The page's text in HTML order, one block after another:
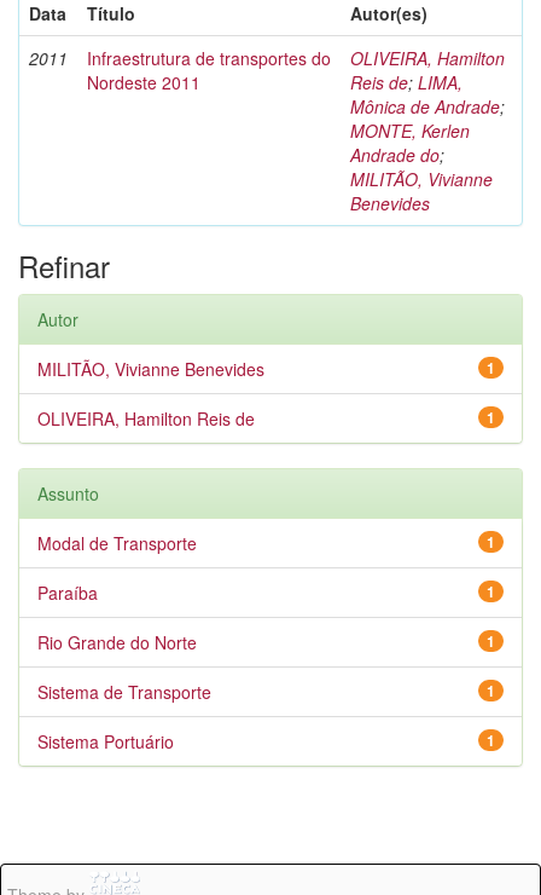
Data
Título
Autor(es)
2011
Infraestrutura de transportes do
Nordeste 2011
OLIVEIRA, Hamilton
Reis de; LIMA,
Mônica de Andrade;
MONTE, Kerlen
Andrade do;
MILITÃO, Vivianne
Benevides
Refinar
Autor
1
MILITÃO, Vivianne Benevides
1
OLIVEIRA, Hamilton Reis de
Assunto
1
Modal de Transporte
1
Paraíba
1
Rio Grande do Norte
1
Sistema de Transporte
1
Sistema Portuário